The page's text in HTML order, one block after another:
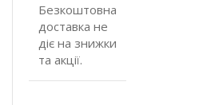
Безкоштовна
доставка не
діє на знижки
та акції.